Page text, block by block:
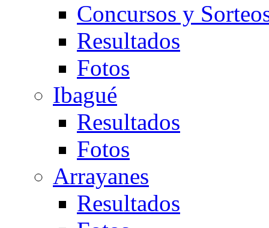
Concursos y
Resultados
Fotos
Ibagué
Resultados
Fotos
Arrayanes
Resultados